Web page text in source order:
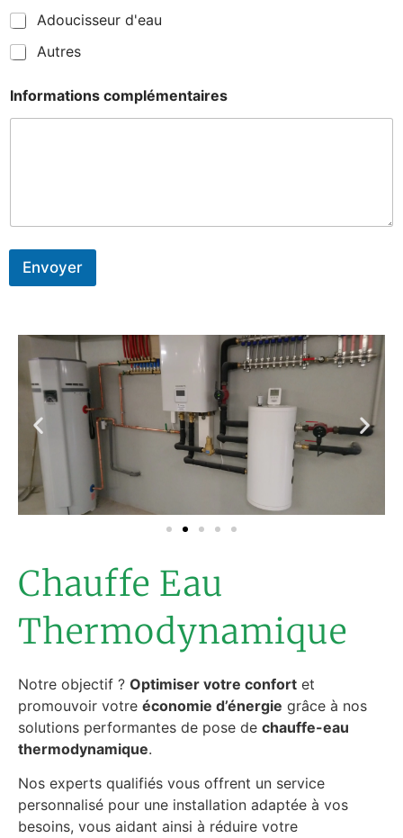
Adoucisseur d'eau
Autres
Informations complémentaires
Envoyer
Chauffe Eau
Thermodynamique
Notre objectif ? Optimiser votre confort et
promouvoir votre économie d’énergie grâce à nos
solutions performantes de pose de chauffe-eau
thermodynamique.
Nos experts qualifiés vous offrent un service
personnalisé pour une installation adaptée à vos
besoins, vous aidant ainsi à réduire votre